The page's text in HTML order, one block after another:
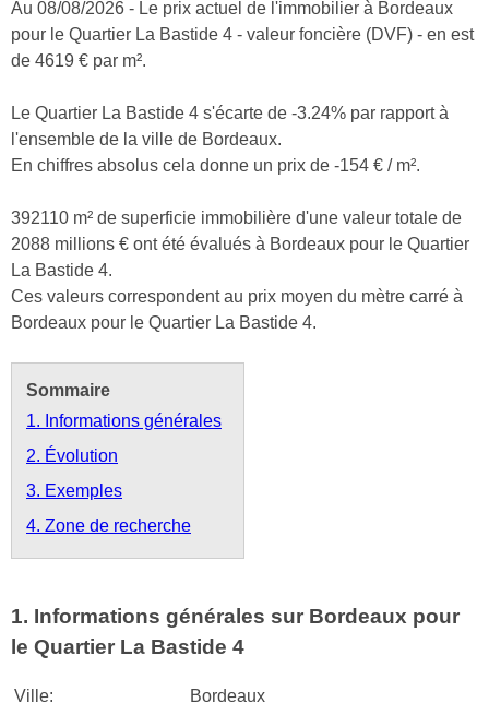
Au 08/08/2026 - Le prix actuel de l'immobilier à Bordeaux
pour le Quartier La Bastide 4 - valeur foncière (DVF) - en est
de 4619 € par m².
Le Quartier La Bastide 4 s'écarte de -3.24% par rapport à
l'ensemble de la ville de Bordeaux.
En chiffres absolus cela donne un prix de -154 € / m².
392110 m² de superficie immobilière d'une valeur totale de
2088 millions € ont été évalués à Bordeaux pour le Quartier
La Bastide 4.
Ces valeurs correspondent au prix moyen du mètre carré à
Bordeaux pour le Quartier La Bastide 4.
Sommaire
1. Informations générales
2. Évolution
3. Exemples
4. Zone de recherche
1. Informations générales sur Bordeaux pour
le Quartier La Bastide 4
Ville:
Bordeaux